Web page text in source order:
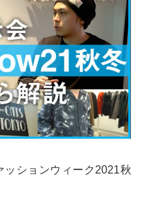
ッションウィーク2021秋